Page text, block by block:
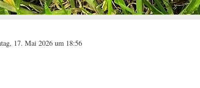
17. Mai 2026 um 18:56